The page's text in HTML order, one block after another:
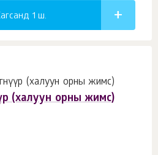
1 ш.
(халуун орны жимс)